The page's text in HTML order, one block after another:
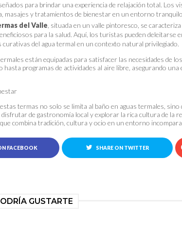
para brindar una experiencia de relajación total. Los
masajes y tratamientos de bienestar en un entorno
del Valle , situada en un valle pintoresco, se
para la salud. Aquí, los turistas pueden deleitarse
curativas del agua termal en un contexto natural privilegiado.
están equipadas para satisfacer las necesidades de
hasta programas de actividades al aire libre, asegurando
termas no solo se limita al baño en aguas termales,
de gastronomía local y explorar la rica cultura de la
combina tradición, cultura y ocio en un entorno
FACEBOOK SHARE ON TWITTER
GUSTARTE